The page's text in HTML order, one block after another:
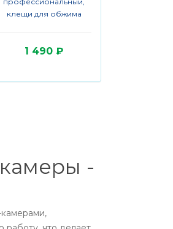
клещи для обжима
зачистки и заделки
1 490 ₽
-